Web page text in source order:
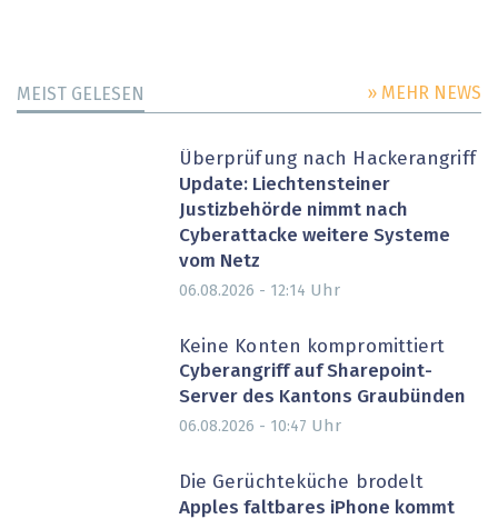
MEIST GELESEN » MEHR NEWS
Überprüfung nach Hackerangriff
Update: Liechtensteiner
Justizbehörde nimmt nach
Cyberattacke weitere Systeme
vom Netz
06.08.2026 - 12:14 Uhr
Keine Konten kompromittiert
Cyberangriff auf Sharepoint-
Server des Kantons Graubünden
06.08.2026 - 10:47 Uhr
Die Gerüchteküche brodelt
Apples faltbares iPhone kommt